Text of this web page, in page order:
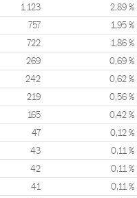
1.123 2,89 %
757 1,95 %
722 1,86 %
269 0,69 %
242 0,62 %
219 0,56 %
165 0,42 %
47 0,12 %
43 0,11 %
42 0,11 %
41 0,11 %